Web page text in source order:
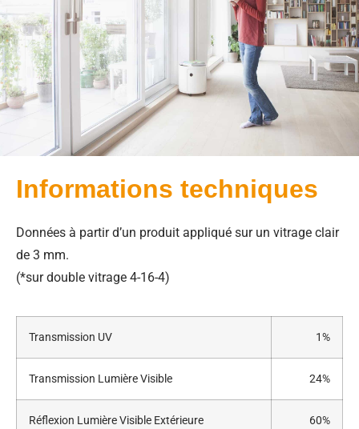
Informations techniques
Données à partir d’un produit appliqué sur un vitrage clair
de 3 mm.
(*sur double vitrage 4-16-4)
Transmission UV 1%
Transmission Lumière Visible 24%
Réflexion Lumière Visible Extérieure 60%